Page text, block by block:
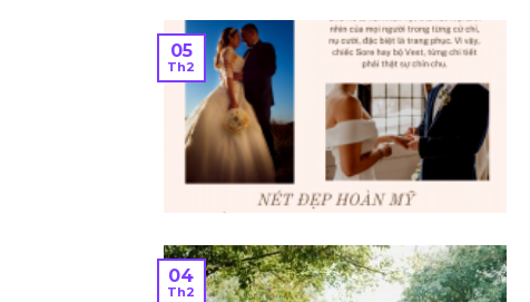
05
Th2
04
Th2